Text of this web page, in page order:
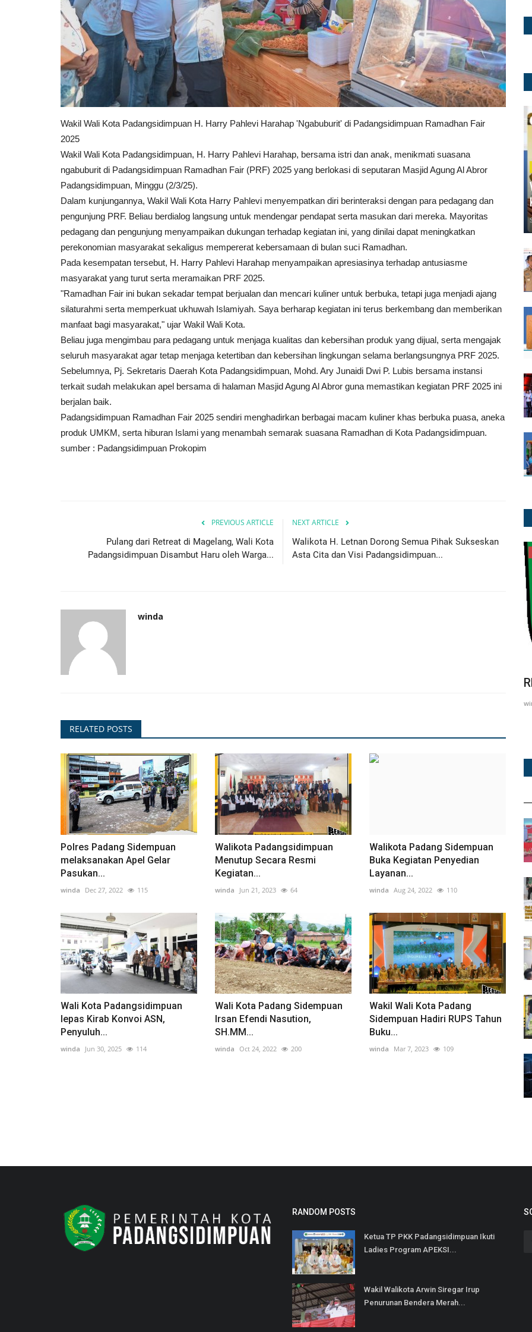
Wakil Wali Kota Padangsidimpuan H. Harry Pahlevi Harahap 'Ngabuburit' di Padangsidimpuan Ramadhan Fair
2025
Wakil Wali Kota Padangsidimpuan, H. Harry Pahlevi Harahap, bersama istri dan anak, menikmati suasana
ngabuburit di Padangsidimpuan Ramadhan Fair (PRF) 2025 yang berlokasi di seputaran Masjid Agung Al Abror
Padangsidimpuan, Minggu (2/3/25).
Dalam kunjungannya, Wakil Wali Kota Harry Pahlevi menyempatkan diri berinteraksi dengan para pedagang dan
pengunjung PRF. Beliau berdialog langsung untuk mendengar pendapat serta masukan dari mereka. Mayoritas
pedagang dan pengunjung menyampaikan dukungan terhadap kegiatan ini, yang dinilai dapat meningkatkan
perekonomian masyarakat sekaligus mempererat kebersamaan di bulan suci Ramadhan.
Pada kesempatan tersebut, H. Harry Pahlevi Harahap menyampaikan apresiasinya terhadap antusiasme
masyarakat yang turut serta meramaikan PRF 2025.
"Ramadhan Fair ini bukan sekadar tempat berjualan dan mencari kuliner untuk berbuka, tetapi juga menjadi ajang
silaturahmi serta memperkuat ukhuwah Islamiyah. Saya berharap kegiatan ini terus berkembang dan memberikan
manfaat bagi masyarakat," ujar Wakil Wali Kota.
Beliau juga mengimbau para pedagang untuk menjaga kualitas dan kebersihan produk yang dijual, serta mengajak
seluruh masyarakat agar tetap menjaga ketertiban dan kebersihan lingkungan selama berlangsungnya PRF 2025.
Sebelumnya, Pj. Sekretaris Daerah Kota Padangsidimpuan, Mohd. Ary Junaidi Dwi P. Lubis bersama instansi
terkait sudah melakukan apel bersama di halaman Masjid Agung Al Abror guna memastikan kegiatan PRF 2025 ini
berjalan baik.
Padangsidimpuan Ramadhan Fair 2025 sendiri menghadirkan berbagai macam kuliner khas berbuka puasa, aneka
produk UMKM, serta hiburan Islami yang menambah semarak suasana Ramadhan di Kota Padangsidimpuan.
sumber : Padangsidimpuan Prokopim
PREVIOUS ARTICLE
Pulang dari Retreat di Magelang, Wali Kota
Padangsidimpuan Disambut Haru oleh Warga...
NEXT ARTICLE
Walikota H. Letnan Dorong Semua Pihak Sukseskan
Asta Cita dan Visi Padangsidimpuan...
winda
RELATED POSTS
Polres Padang Sidempuan
melaksanakan Apel Gelar
Pasukan...
winda Dec 27, 2022 115
Walikota Padangsidimpuan
Menutup Secara Resmi
Kegiatan...
winda Jun 21, 2023 64
Walikota Padang Sidempuan
Buka Kegiatan Penyedian
Layanan...
winda Aug 24, 2022 110
Wali Kota Padangsidimpuan
lepas Kirab Konvoi ASN,
Penyuluh...
winda Jun 30, 2025 114
Wali Kota Padang Sidempuan
Irsan Efendi Nasution,
SH.MM...
winda Oct 24, 2022 200
Wakil Wali Kota Padang
Sidempuan Hadiri RUPS Tahun
Buku...
winda Mar 7, 2023 109
DINKES
Surji Jul 8, 2026
DOWNLOAD DOKUMEN
RANDOM POSTS
Ketua TP PKK Padangsidimpuan Ikuti
Ladies Program APEKSI...
Wakil Walikota Arwin Siregar Irup
Penurunan Bendera Merah...